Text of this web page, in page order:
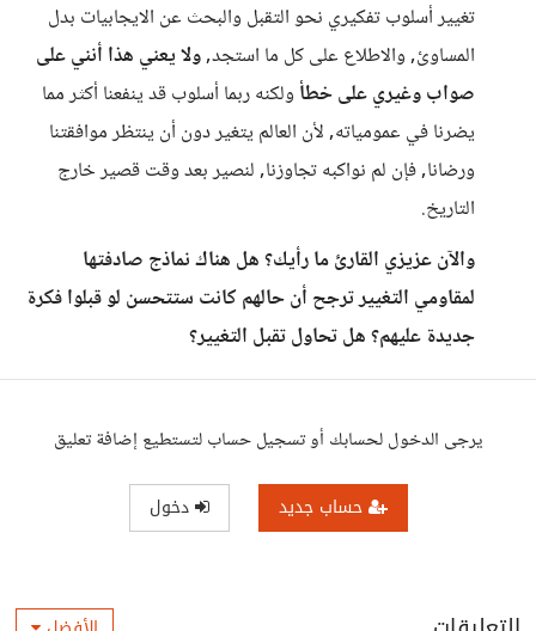
تغيير أسلوب تفكيري نحو التقبل والبحث عن الايجابيات بدل
المساوئ, والاطلاع على كل ما استجد,ولا يعني هذا أنني على
صواب وغيري على خطأ ولكنه ربما أسلوب قد ينفعنا أكثر مما
يضرنا في عمومياته, لأن العالم يتغير دون أن ينتظر موافقتنا
ورضانا, فإن لم نواكبه تجاوزنا, لنصير بعد وقت قصير خارج
التاريخ.
والآن عزيزي القارئ ما رأيك؟ هل هناك نماذج صادفتها
لمقاومي التغيير ترجح أن حالهم كانت ستتحسن لو قبلوا فكرة
جديدة عليهم؟ هل تحاول تقبل التغيير؟
يرجى الدخول لحسابك أو تسجيل حساب لتستطيع إضافة تعليق
حساب جديد دخول